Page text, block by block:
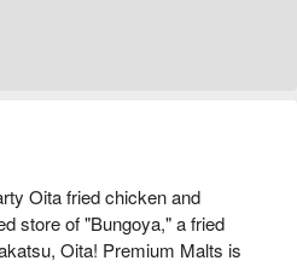
Oita fried chicken and
store of "Bungoya," a fried
Oita! Premium Malts is